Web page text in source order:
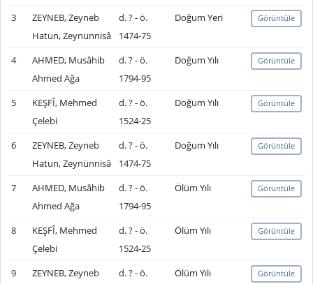
3
ZEYNEB, Zeyneb
Hatun, Zeynünnisâ
d. ? - ö.
1474-75
Doğum Yeri Görüntüle
4
AHMED, Musâhib
Ahmed Ağa
d. ? - ö.
1794-95
Doğum Yılı Görüntüle
5
KEŞFÎ, Mehmed
Çelebi
d. ? - ö.
1524-25
Doğum Yılı Görüntüle
6
ZEYNEB, Zeyneb
Hatun, Zeynünnisâ
d. ? - ö.
1474-75
Doğum Yılı Görüntüle
7
AHMED, Musâhib
Ahmed Ağa
d. ? - ö.
1794-95
Ölüm Yılı Görüntüle
8
KEŞFÎ, Mehmed
Çelebi
d. ? - ö.
1524-25
Ölüm Yılı Görüntüle
9
ZEYNEB, Zeyneb
d. ? - ö.
Ölüm Yılı Görüntüle